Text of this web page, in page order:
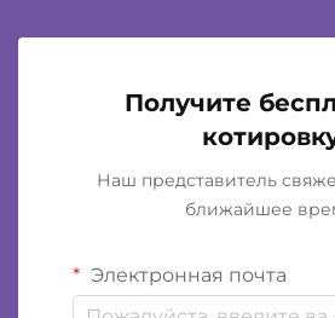
Получите
Наш представитель
ближайшее
Электронная почта